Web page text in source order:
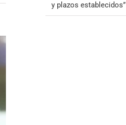
y plazos establecidos”